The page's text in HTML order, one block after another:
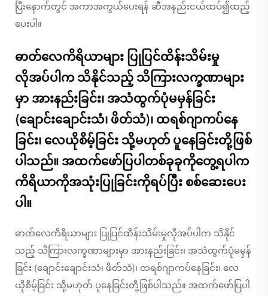
ပြီးနောက်တွင် အကာအကွယ်ပေးရန် ဆီအနည်းငယ်ထပ်၍ထည့်
ပေးပါ။
ဓာတ်လေကိရိယာများ ပြုပြင်ထိန်းသိမ်းမှု
လိုအပ်ပါက သိနိုင်သည့် သိကြားလက္ခဏာများ
မှာ အားနည်းခြင်း၊ အသံထွက်ပုံမမှန်ခြင်း
(ချောင်းချောင်းသံ၊ ဖိတ်သံ)၊ ထရစ်ဂျာကပ်နေ
ခြင်း၊ လေယိုစိမ့်ခြင်း သို့မဟုတ် ပူနေခြင်းတို့ဖြစ်
ပါသည်။ အထက်ဖော်ပြပါတစ်ခုခုကိုတွေ့ရပါက
ကိရိယာကိုအသုံးပြုခြင်းကိုရပ်ပြီး စစ်ဆေးပေး
ပါ။
ဓာတ်လေကိရိယာများ ပြုပြင်ထိန်းသိမ်းမှုလိုအပ်ပါက သိနိုင်
သည့် သိကြားလက္ခဏာများမှာ အားနည်းခြင်း၊ အသံထွက်ပုံမမှန်
ခြင်း (ချောင်းချောင်းသံ၊ ဖိတ်သံ)၊ ထရစ်ဂျာကပ်နေခြင်း၊ လေ
ယိုစိမ့်ခြင်း သို့မဟုတ် ပူနေခြင်းတို့ဖြစ်ပါသည်။ အထက်ဖော်ပြပါ